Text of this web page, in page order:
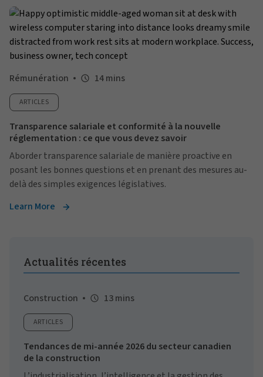
Rémunération 14 mins
ARTICLES
Transparence salariale et conformité à la nouvelle
réglementation : ce que vous devez savoir
Aborder transparence salariale de manière proactive en
posant les bonnes questions et en prenant des mesures au-
delà des simples exigences législatives.
Learn More
Actualités récentes
Construction 13 mins
ARTICLES
Tendances de mi-année 2026 du secteur canadien
de la construction